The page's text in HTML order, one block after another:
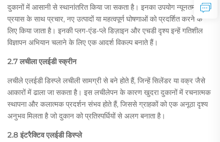
दुकानों में आसानी से स्थानांतरित किया जा सकता है। इनका उपयोग न्यूनतम
प्रयास के साथ प्रचार, नए उत्पादों या महत्वपूर्ण घोषणाओं को प्रदर्शित करने के
लिए किया जाता है। इनकी प्लग-एंड-प्ले डिज़ाइन और एचडी दृश्य इन्हें गतिशील
विज्ञापन अभियान चलाने के लिए एक आदर्श विकल्प बनाते हैं।
2.7 लचीला एलईडी स्क्रीन
लचीले एलईडी डिस्प्ले लचीली सामग्री से बने होते हैं, जिन्हें सिलेंडर या वक्र जैसे
आकारों में ढाला जा सकता है। इस लचीलेपन के कारण खुदरा दुकानों में रचनात्मक
स्थापना और कलात्मक प्रदर्शन संभव होते हैं, जिससे ग्राहकों को एक अनूठा दृश्य
अनुभव मिलता है जो दुकान को प्रतिस्पर्धियों से अलग बनाता है।
2.8 इंटरैक्टिव एलईडी डिस्प्ले